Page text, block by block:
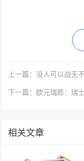
上一篇：没人可以战无
下一篇：欧元瑞郎：瑞
相关文章